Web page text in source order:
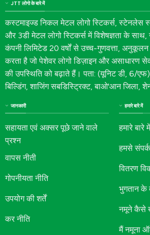
JTT लोगो के बारे में
कस्टमाइज्ड निकल मेटल लोगो स्टिकर्स, स्टेनलेस
और 3डी मेटल लोगो स्टिकर्स में विशेषज्ञता के
कंपनी लिमिटेड 20 वर्षों से उच्च-गुणवत्ता, अनुकूलन
करता है जो पेशेवर लोगो डिज़ाइन और असाधारण
की उपस्थिति को बढ़ाते हैं। पता: (यूनिट डी, 6/
बिल्डिंग, शाजिंग सबडिस्ट्रिक्ट, बाओ'आन जिला,
जानकारी
सहायता एवं अक्सर पूछे जाने वाले
प्रश्न
वापस नीती
गोपनीयता नीति
उपयोग की शर्तें
कर नीति
हमारे बारे में
हमारे बारे में
हमसे
वितरण
भुगतान के
नमूने कैसे
मैं नमूना